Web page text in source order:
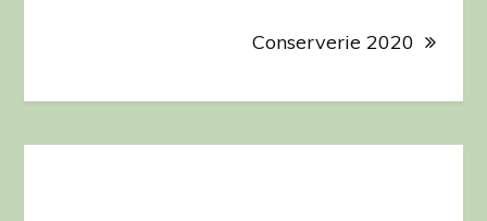
Conserverie 2020